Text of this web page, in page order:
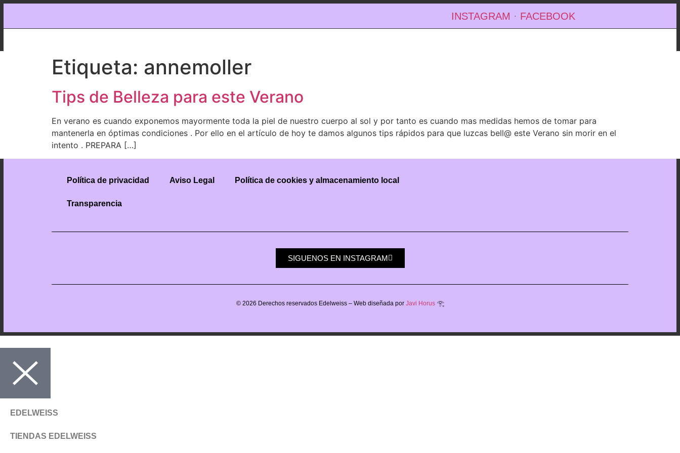
INSTAGRAM · FACEBOOK
Etiqueta: annemoller
Tips de Belleza para este Verano
En verano es cuando exponemos mayormente toda la piel de nuestro cuerpo al sol y por tanto es cuando mas medidas hemos de tomar para
mantenerla en óptimas condiciones . Por ello en el artículo de hoy te damos algunos tips rápidos para que luzcas bell@ este Verano sin morir en el
intento . PREPARA […]
Política de privacidad Aviso Legal Política de cookies y almacenamiento local
Transparencia
SIGUENOS EN INSTAGRAM
© 2026 Derechos reservados Edelweiss – Web diseñada por Javi Horus𓂀
EDELWEISS
TIENDAS EDELWEISS